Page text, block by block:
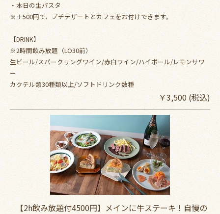
・本日の生パスタ
※＋500円で、プチデザートとカフェをお付けできます。
【DRINK】
※2時間飲み放題（LO30前）
生ビール/スパークリングワイン/赤白ワイン/ハイボール/レモンサワ
ー
カクテル類30種類以上/ソフトドリンク数種
￥3,500 (税込)
【2h飲み放題付4500円】メインに牛ステーキ！自慢の